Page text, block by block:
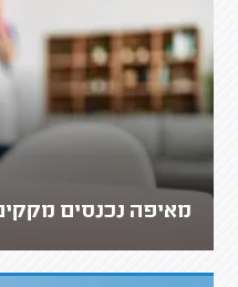
מאיפה נכנסים